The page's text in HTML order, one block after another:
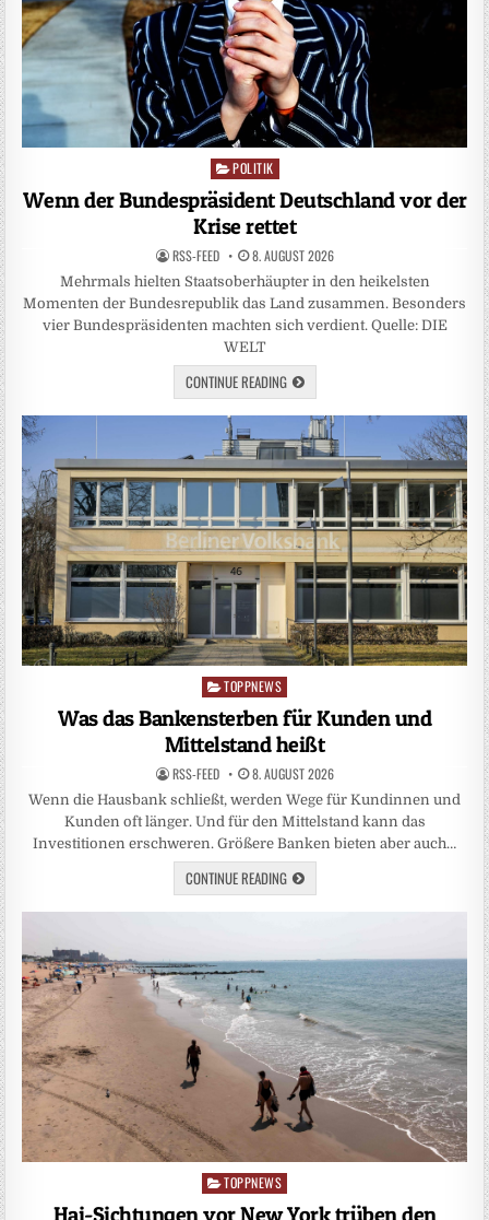
Posted
in
POLITIK
Wenn der Bundespräsident Deutschland vor der
Krise rettet
RSS-FEED 8. AUGUST 2026
Mehrmals hielten Staatsoberhäupter in den heikelsten
Momenten der Bundesrepublik das Land zusammen. Besonders
vier Bundespräsidenten machten sich verdient. Quelle: DIE
WELT
CONTINUE READING
Posted
TOPPNEWS
Was das Bankensterben für Kunden und
Mittelstand heißt
RSS-FEED 8. AUGUST 2026
Wenn die Hausbank schließt, werden Wege für Kundinnen und
Kunden oft länger. Und für den Mittelstand kann das
Investitionen erschweren. Größere Banken bieten aber auch…
CONTINUE READING
Posted
TOPPNEWS